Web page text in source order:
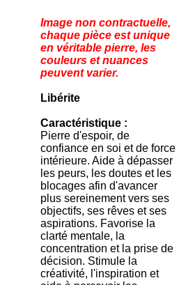
Image non contractuelle,
chaque pièce est unique
en véritable pierre, les
couleurs et nuances
peuvent varier.
Libérite
Caractéristique :
Pierre d'espoir, de
confiance en soi et de force
intérieure. Aide à dépasser
les peurs, les doutes et les
blocages afin d'avancer
plus sereinement vers ses
objectifs, ses rêves et ses
aspirations. Favorise la
clarté mentale, la
concentration et la prise de
décision. Stimule la
créativité, l'inspiration et